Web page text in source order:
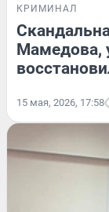
КРИМИНАЛ
Мамедова,
15 мая, 2026, 17:58